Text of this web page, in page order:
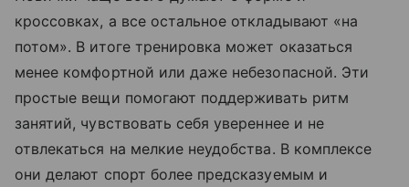
кроссовках, а все остальное откладывают «на
потом». В итоге тренировка может оказаться
менее комфортной или даже небезопасной. Эти
простые вещи помогают поддерживать ритм
занятий, чувствовать себя увереннее и не
отвлекаться на мелкие неудобства. В комплексе
они делают спорт более предсказуемым и